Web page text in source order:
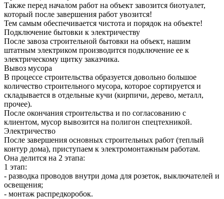
Также перед началом работ на объект завозится биотуалет,
который после завершения работ увозится!
Тем самым обеспечивается чистота и порядок на объекте!
Подключение бытовки к электричеству
После завоза строительной бытовки на объект, нашим
штатным электриком производится подключение ее к
электрическому щитку заказчика.
Вывоз мусора
В процессе строительства образуется довольно большое
количество строительного мусора, которое сортируется и
складывается в отдельные кучи (кирпичи, дерево, металл,
прочее).
После окончания строительства и по согласованию с
клиентом, мусор вывозится на полигон спецтехникой.
Электричество
После завершения основных строительных работ (теплый
контур дома), приступаем к электромонтажным работам.
Она делится на 2 этапа:
1 этап:
- разводка проводов внутри дома для розеток, выключателей и
освещения;
- монтаж распредкоробок.